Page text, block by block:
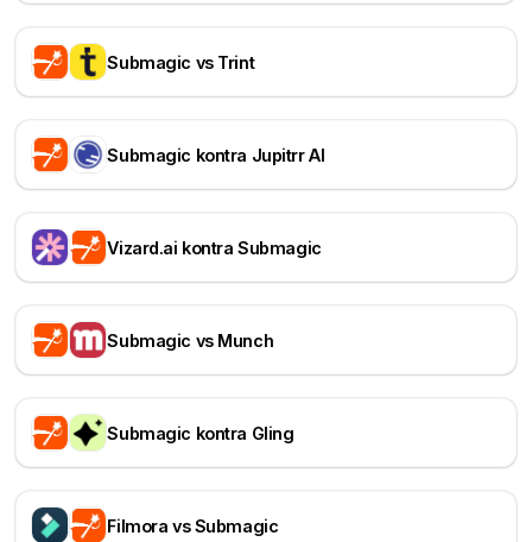
Submagic vs Trint
Submagic kontra Jupitrr AI
Vizard.ai kontra Submagic
Submagic vs Munch
Submagic kontra Gling
Filmora vs Submagic